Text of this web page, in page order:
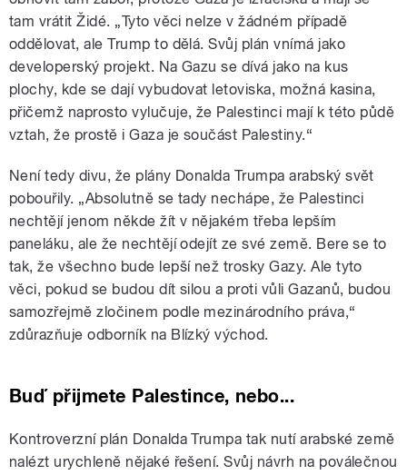
tam vrátit Židé. „Tyto věci nelze v žádném případě
oddělovat, ale Trump to dělá. Svůj plán vnímá jako
developerský projekt. Na Gazu se dívá jako na kus
plochy, kde se dají vybudovat letoviska, možná kasina,
přičemž naprosto vylučuje, že Palestinci mají k této půdě
vztah, že prostě i Gaza je součást Palestiny.“
Není tedy divu, že plány Donalda Trumpa arabský svět
pobouřily. „Absolutně se tady nechápe, že Palestinci
nechtějí jenom někde žít v nějakém třeba lepším
paneláku, ale že nechtějí odejít ze své země. Bere se to
tak, že všechno bude lepší než trosky Gazy. Ale tyto
věci, pokud se budou dít silou a proti vůli Gazanů, budou
samozřejmě zločinem podle mezinárodního práva,“
zdůrazňuje odborník na Blízký východ.
Buď přijmete Palestince, nebo...
Kontroverzní plán Donalda Trumpa tak nutí arabské země
nalézt urychleně nějaké řešení. Svůj návrh na poválečnou